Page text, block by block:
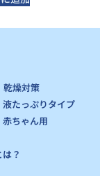
乾燥対策
たっぷりタイプ
ちゃん用
？